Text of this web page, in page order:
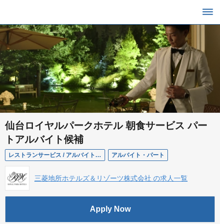
仙台ロイヤルパークホテル 朝食サービス パー
トアルバイト候補
レストランサービス / アルバイトパート候補 アルバイト・パート
三菱地所ホテルズ＆リゾーツ株式会社 の求人一覧
Apply Now